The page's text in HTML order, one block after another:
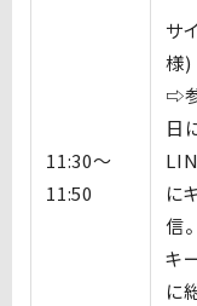
11:30〜
11:50
サ
様)
⇨
日
に
信。
キ
に